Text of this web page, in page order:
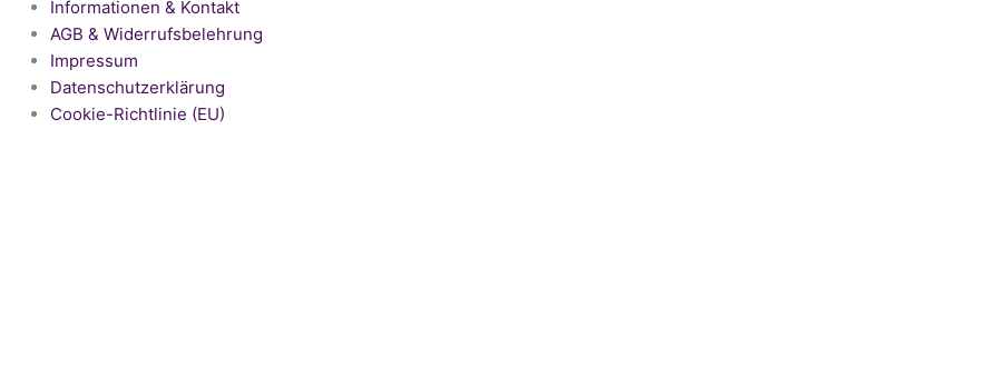
Informationen & Kontakt
AGB & Widerrufsbelehrung
Impressum
Datenschutzerklärung
Cookie-Richtlinie (EU)